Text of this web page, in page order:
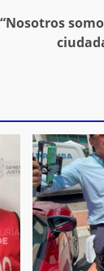
“Nosotros